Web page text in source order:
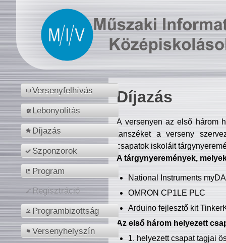
Versenyfelhívás
Lebonyolítás
Díjazás
Szponzorok
Program
Regisztráció
Programbizottság
Versenyhelyszín
Díjazás
A versenyen az első három
tanszéket a verseny
csapatok iskoláit
A tárgynyeremények,
National Instruments
OMRON CP1LE PLC
Arduino fejlesztő kit
Az első három helyezett
1. helyezett csapat tagjai